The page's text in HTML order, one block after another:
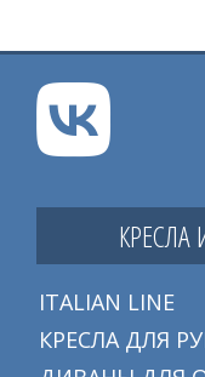
КРЕСЛА
ITALIAN LINE
КРЕСЛА ДЛЯ